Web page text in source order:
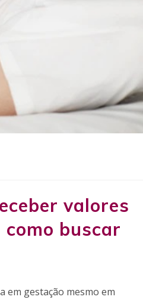
valores
buscar
em gestação mesmo em